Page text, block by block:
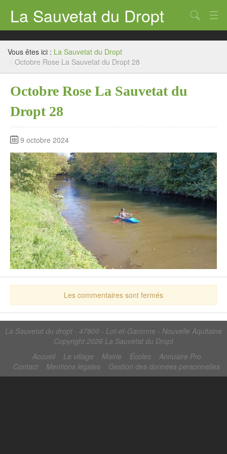
La Sauvetat du Dropt
Accueil
Mairie
Archives
Agenda 2026
Contact
Chercher
Vous êtes ici : La Sauvetat du Dropt
/ Octobre Rose La Sauvetat du Dropt 28
Octobre Rose La Sauvetat du
Dropt 28
9 octobre 2024
Les commentaires sont fermés
La Sauvetat du dropt - 47800 - Lot-et-Garonne - Nouvelle Aquitaine
Copyright 2026 La Sauvetat du Dropt
Accueil
Le village Mairie Écoles
Annuaire Pro
Contact
Mentions légales Gestion des données personnelles